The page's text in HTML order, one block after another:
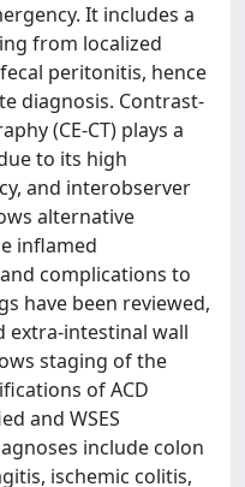
It includes a
from localized
peritonitis, hence
diagnosis. Contrast-
(CE-CT) plays a
to its high
and interobserver
alternative
inflamed
complications to
have been reviewed,
extra-intestinal wall
staging of the
of ACD
and WSES
include colon
ischemic colitis,